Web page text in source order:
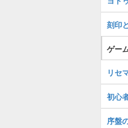
刻印
ゲー
リセ
初心
序盤